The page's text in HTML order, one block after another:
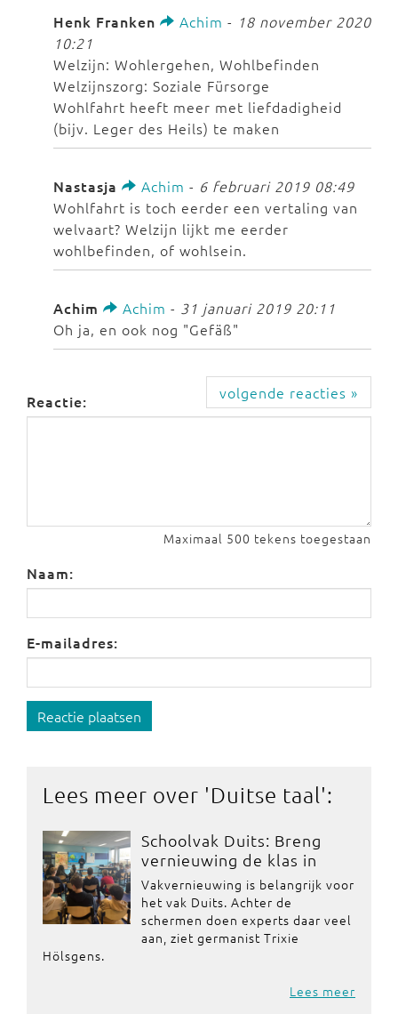
Henk Franken Achim - 18 november 2020
10:21
Welzijn: Wohlergehen, Wohlbefinden
Welzijnszorg: Soziale Fürsorge
Wohlfahrt heeft meer met liefdadigheid
(bijv. Leger des Heils) te maken
Nastasja Achim - 6 februari 2019 08:49
Wohlfahrt is toch eerder een vertaling van
welvaart? Welzijn lijkt me eerder
wohlbefinden, of wohlsein.
Achim Achim - 31 januari 2019 20:11
Oh ja, en ook nog "Gefäß"
volgende reacties »
Reactie:
Maximaal 500 tekens toegestaan
Naam:
E-mailadres:
Reactie plaatsen
Lees meer over 'Duitse taal':
Schoolvak Duits: Breng
vernieuwing de klas in
Vakvernieuwing is belangrijk voor
het vak Duits. Achter de
schermen doen experts daar veel
aan, ziet germanist Trixie
Hölsgens.
Lees meer